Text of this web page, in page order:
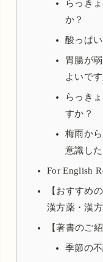
らっき
か？
酸っぱ
胃腸が
よいで
らっき
すか？
梅雨か
意識し
For English
【おすすめ
漢方薬・漢
【著書のご
季節の